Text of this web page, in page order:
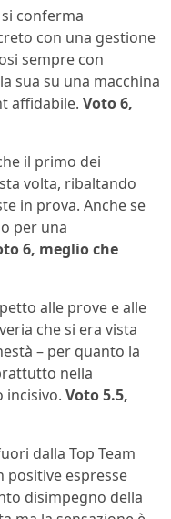
conferma
con una gestione
sempre con
sua su una macchina
affidabile. Voto 6,
il primo dei
volta, ribaltando
in prova. Anche se
per una
6, meglio che
alle prove e alle
che si era vista
– per quanto la
nella
incisivo. Voto 5.5,
dalla Top Team
positive espresse
disimpegno della